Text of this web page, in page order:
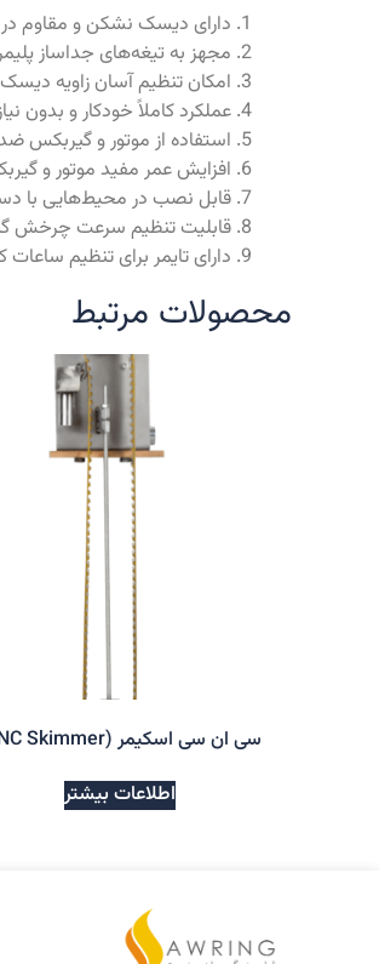
دارای دیسک نشکن و مقاوم در
مجهز به تیغه‌های جداساز
امکان تنظیم آسان زاویه
عملکرد کاملاً خودکار و بدون
استفاده از موتور و گیربکس
افزایش عمر مفید موتور و
قابل نصب در محیط‌هایی با
قابلیت تنظیم سرعت چرخش
دارای تایمر برای تنظیم ساعات
محصولات مرتبط
سی ان سی اسکیمر (CNC Skimmer)
اطلاعات بیشتر